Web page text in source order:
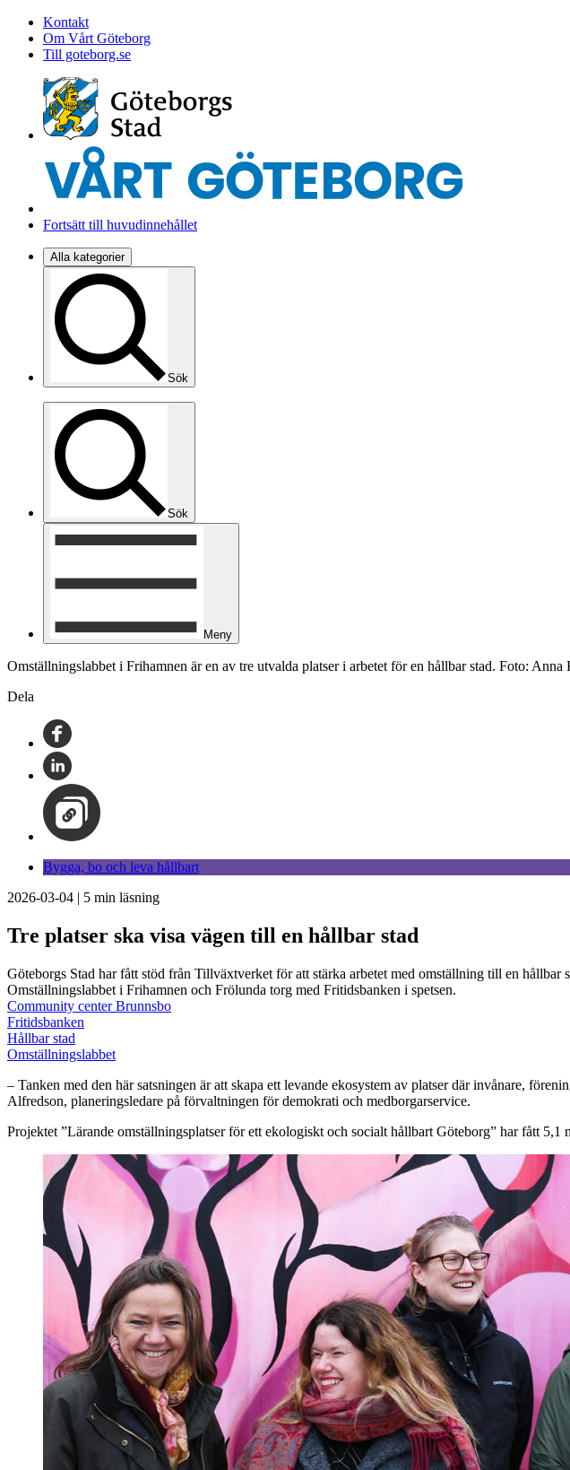
Kontakt
Om Vårt Göteborg
Till goteborg.se
Fortsätt till huvudinnehållet
Alla kategorier
Sök
Sök
Meny
Omställningslabbet i Frihamnen är en av tre utvalda platser i arbetet för en hållbar stad. Foto: Anna
Dela
Bygga, bo och leva hållbart
2026-03-04 | 5 min läsning
Tre platser ska visa vägen till en hållbar stad
Göteborgs Stad har fått stöd från Tillväxtverket för att stärka arbetet med omställning till en
Omställningslabbet i Frihamnen och Frölunda torg med Fritidsbanken i spetsen.
Community center Brunnsbo
Fritidsbanken
Hållbar stad
Omställningslabbet
– Tanken med den här satsningen är att skapa ett levande ekosystem av platser där invånare,
Alfredson, planeringsledare på förvaltningen för demokrati och medborgarservice.
Projektet ”Lärande omställningsplatser för ett ekologiskt och socialt hållbart Göteborg” har fått